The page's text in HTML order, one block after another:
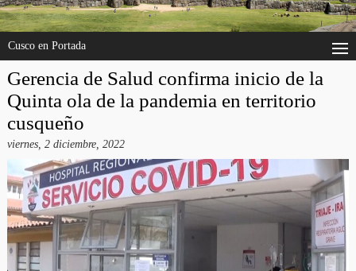
Cusco en Portada
Gerencia de Salud confirma inicio de la
Quinta ola de la pandemia en territorio
cusqueño
viernes, 2 diciembre, 2022